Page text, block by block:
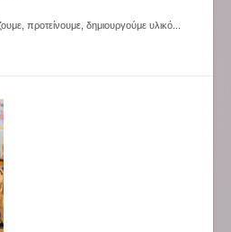
προτείνουμε, δημιουργούμε υλικό...